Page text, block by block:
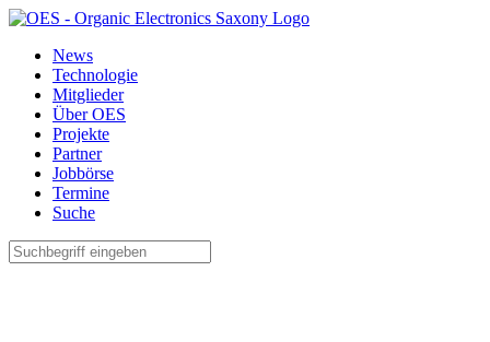
News
Technologie
Mitglieder
Über OES
Projekte
Partner
Jobbörse
Termine
Suche